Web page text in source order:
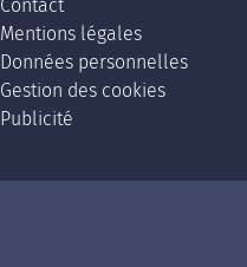
Contact
Mentions légales
Données personnelles
Gestion des cookies
Publicité